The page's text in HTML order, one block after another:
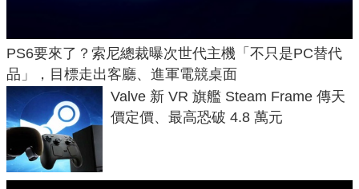
PS6要來了？索尼總裁曝次世代主機「不只是PC替代
品」，目標走出客廳、進軍電競桌面
Valve 新 VR 旗艦 Steam Frame 傳天
價定價、最高恐破 4.8 萬元